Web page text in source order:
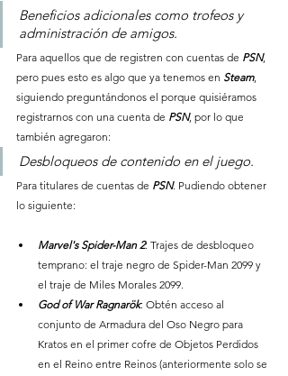
Beneficios adicionales como trofeos y
administración de amigos.
Para aquellos que de registren con cuentas de PSN,
pero pues esto es algo que ya tenemos en Steam,
siguiendo preguntándonos el porque quisiéramos
registrarnos con una cuenta de PSN, por lo que
también agregaron:
Desbloqueos de contenido en el juego.
Para titulares de cuentas de PSN. Pudiendo obtener
lo siguiente:
Marvel's Spider-Man 2: Trajes de desbloqueo
temprano: el traje negro de Spider-Man 2099 y
el traje de Miles Morales 2099.
God of War Ragnarök: Obtén acceso al
conjunto de Armadura del Oso Negro para
Kratos en el primer cofre de Objetos Perdidos
en el Reino entre Reinos (anteriormente solo se